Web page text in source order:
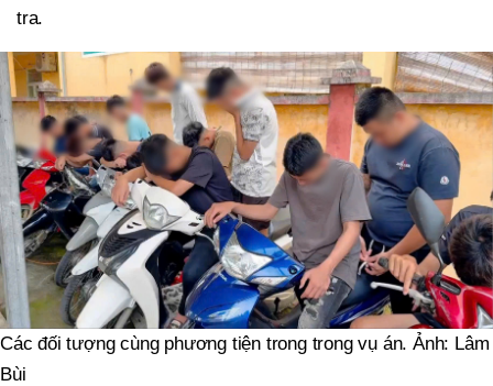
tra.
Các đối tượng cùng phương tiện trong trong vụ án. Ảnh: Lâm
Bùi